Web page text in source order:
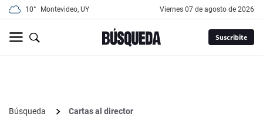
10° Montevideo, UY viernes 07 de agosto de 2026
Suscribite
Búsqueda
Cartas al director